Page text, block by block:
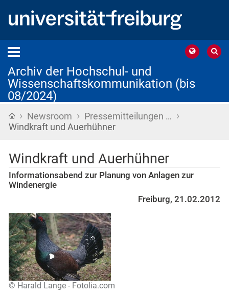
Archiv der Hochschul- und
Wissenschaftskommunikation (bis
08/2024)
Startseite
› Newsroom › Pressemitteilungen … ›
Windkraft und Auerhühner
Windkraft und Auerhühner
Informationsabend zur Planung von Anlagen zur
Windenergie
Freiburg, 21.02.2012
© Harald Lange - Fotolia.com